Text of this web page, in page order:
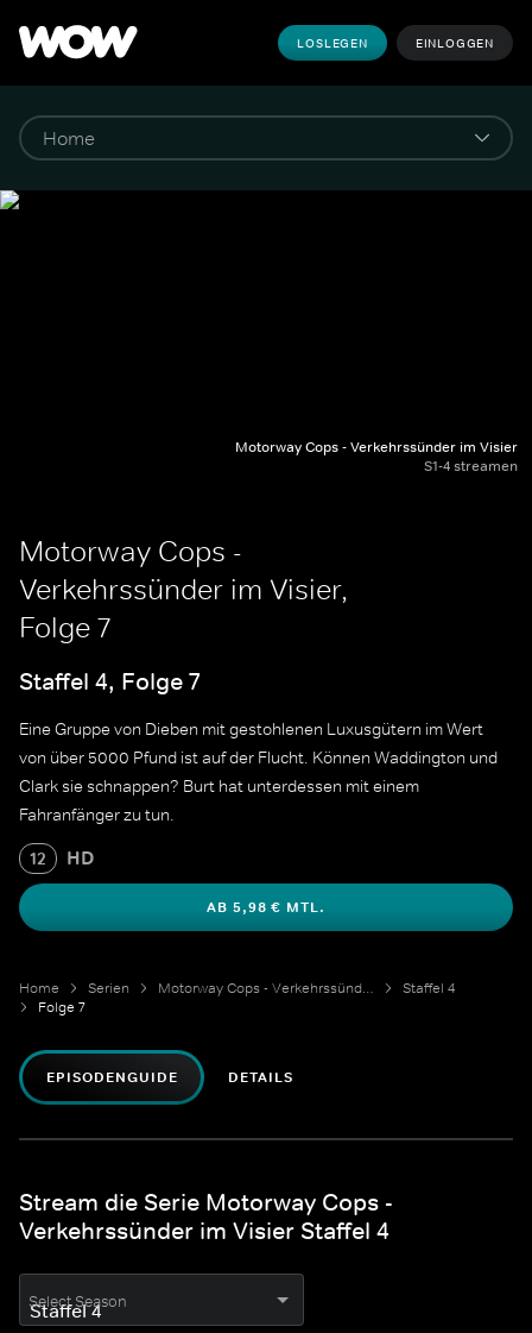
LOSLEGEN EINLOGGEN
Motorway Cops - Verkehrssünder im Visier
S1-4 streamen
Motorway Cops -
Verkehrssünder im Visier,
Folge 7
Staffel 4, Folge 7
Eine Gruppe von Dieben mit gestohlenen Luxusgütern im Wert
von über 5000 Pfund ist auf der Flucht. Können Waddington und
Clark sie schnappen? Burt hat unterdessen mit einem
Fahranfänger zu tun.
12 HD
AB 5,98 € MTL.
Home Serien Motorway Cops - Verkehrssünder im Visier
Staffel 4
Folge 7
EPISODENGUIDE DETAILS
Stream die Serie Motorway Cops -
Verkehrssünder im Visier Staffel 4
Select Season